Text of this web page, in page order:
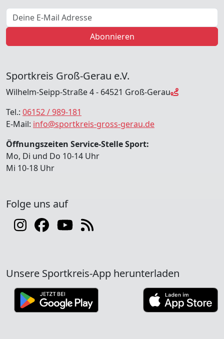
E-Mail Adresse
Abonnieren
Sportkreis Groß-Gerau e.V.
Wilhelm-Seipp-Straße 4 - 64521 Groß-Gerau
Tel.: 06152 / 989-181
E-Mail: info@sportkreis-gross-gerau.de
Öffnungszeiten Service-Stelle Sport:
Mo, Di und Do 10-14 Uhr
Mi 10-18 Uhr
Folge uns auf
Unsere Sportkreis-App herunterladen